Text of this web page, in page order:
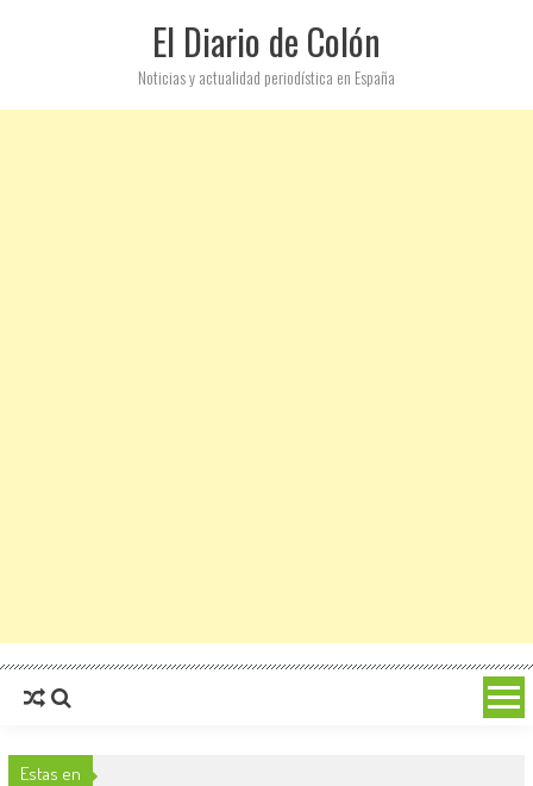
El Diario de Colón
Noticias y actualidad periodística en España
Estas en